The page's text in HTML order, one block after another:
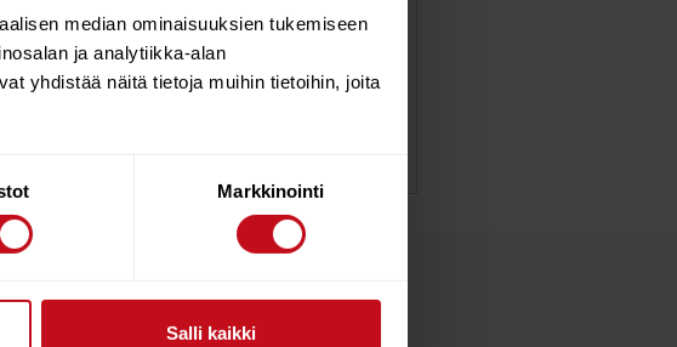
median ominaisuuksien tukemiseen
ja analytiikka-alan
yhdistää näitä tietoja muihin tietoihin, joita
Markkinointi
Salli kaikki
to weight ratio. Unique methods have
not mass production.
geometry.